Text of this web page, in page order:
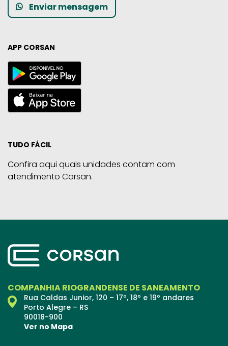
Enviar mensagem
APP CORSAN
TUDO FÁCIL
Confira aqui quais unidades contam com
atendimento Corsan.
COMPANHIA RIOGRANDENSE DE SANEAMENTO
Rua Caldas Junior, 120 – 17º, 18º e 19º andares
Porto Alegre – RS
90018-900
Ver no Mapa